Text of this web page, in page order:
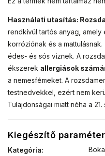
Használati utasítás:
rendkívül tartós anyag, amely
korróziónak és a mattulásnak.
édes- és sós víznek. A
ékszerek allergiások
a nemesfémeket. A
testnedvekkel, ezért nem
Tulajdonságai miatt néha a
Kiegészítő
Kategória: